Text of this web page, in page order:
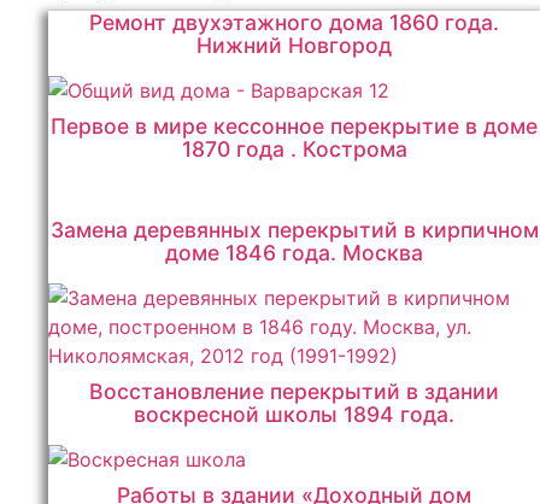
Ремонт двухэтажного дома 1860 года.
Нижний Новгород
Первое в мире кессонное перекрытие в доме
1870 года . Кострома
Замена деревянных перекрытий в кирпичном
доме 1846 года. Москва
Восстановление перекрытий в здании
воскресной школы 1894 года.
Работы в здании «Доходный дом